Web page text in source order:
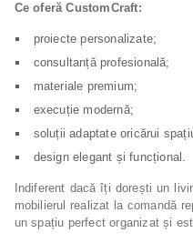
Ce oferă CustomCraft:
proiecte personalizate;
consultanță profesională;
materiale premium;
execuție modernă;
soluții adaptate oricărui
design elegant și funcțional.
Indiferent dacă îți dorești un
mobilierul realizat la comandă
un spațiu perfect organizat și